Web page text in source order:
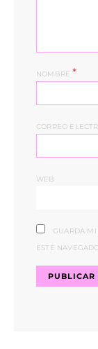
NOMBRE*
CORREO
WEB
GUARDA
ESTE